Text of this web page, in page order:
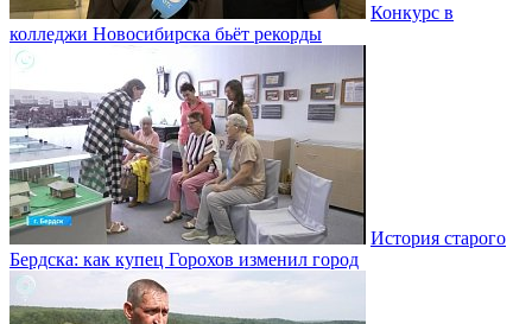
Конкурс в
колледжи Новосибирска бьёт рекорды
История старого
Бердска: как купец Горохов изменил город